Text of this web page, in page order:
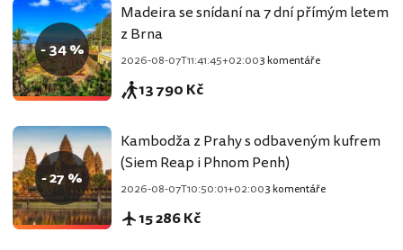
- 34 %
Madeira se snídaní na 7 dní přímým letem
z Brna
2026-08-07T11:41:45+02:003 komentáře
13 790 Kč
- 27 %
Kambodža z Prahy s odbaveným kufrem
(Siem Reap i Phnom Penh)
2026-08-07T10:50:01+02:003 komentáře
15 286 Kč